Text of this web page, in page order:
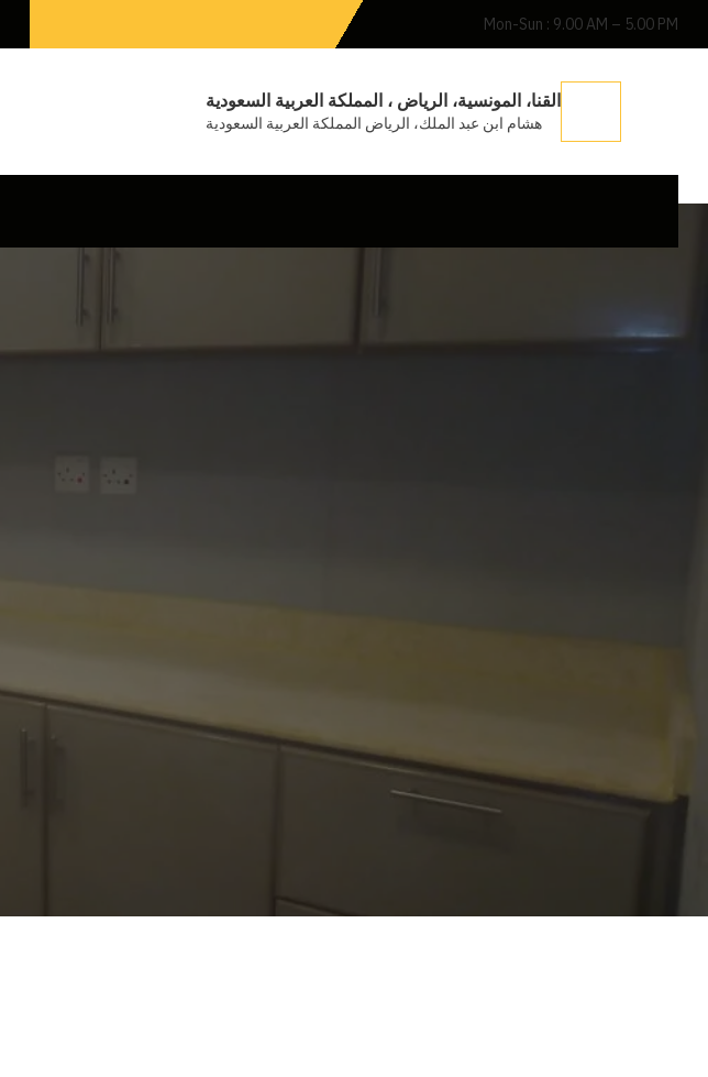
Mon-Sun : 9.00 AM – 5.00 PM
القنا، المونسية، الرياض ، المملكة العربية السعودية
هشام ابن عبد الملك، الرياض المملكة العربية السعودية